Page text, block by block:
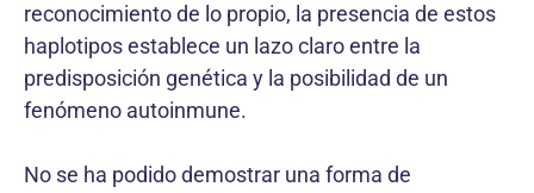
reconocimiento de lo propio, la presencia de estos
haplotipos establece un lazo claro entre la
predisposición genética y la posibilidad de un
fenómeno autoinmune.
No se ha podido demostrar una forma de